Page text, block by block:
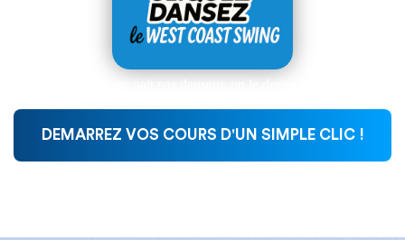
DEMARREZ VOS COURS D'UN SIMPLE CLIC !